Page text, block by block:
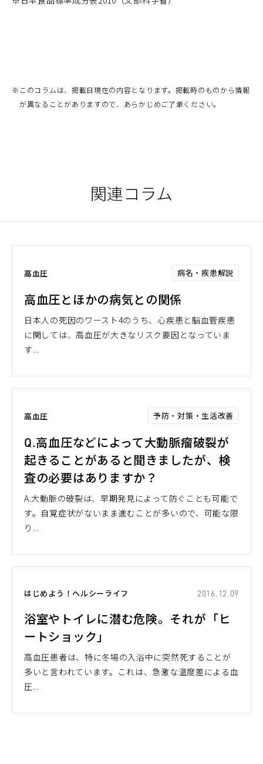
※ このコラムは、掲載日現在の内容となります。掲載時のものから情報
が異なることがありますので、あらかじめご了承ください。
関連コラム
高血圧 病名・疾患解説
高血圧とほかの病気との関係
日本人の死因のワースト4のうち、心疾患と脳血管疾患
に関しては、高血圧が大きなリスク要因となっていま
す...
高血圧 予防・対策・生活改善
Q.高血圧などによって大動脈瘤破裂が
起きることがあると聞きましたが、検
査の必要はありますか？
A.大動脈の破裂は、早期発見によって防ぐことも可能で
す。自覚症状がないまま進むことが多いので、可能な限
り...
はじめよう！ヘルシーライフ 2016.12.09
浴室やトイレに潜む危険。それが「ヒ
ートショック」
高血圧患者は、特に冬場の入浴中に突然死することが
多いと言われています。これは、急激な温度差による血
圧...